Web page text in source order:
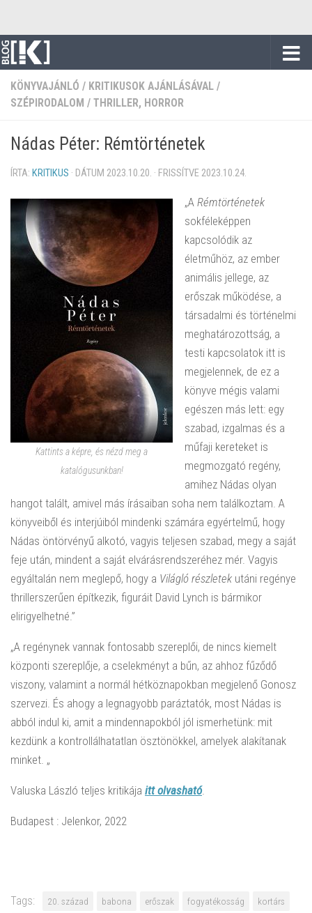
KÖNYVAJÁNLÓ / KRITIKUSOK AJÁNLÁSÁVAL /
SZÉPIRODALOM / THRILLER, HORROR
Nádas Péter: Rémtörténetek
ÍRTA: KRITIKUS · DÁTUM 2023.10.20. · FRISSÍTVE 2023.10.24.
Kattints a képre, és nézd meg a
katalógusunkban!
„A Rémtörténetek
sokféleképpen
kapcsolódik az
életműhöz, az ember
animális jellege, az
erőszak működése, a
társadalmi és történelmi
meghatározottság, a
testi kapcsolatok itt is
megjelennek, de ez a
könyve mégis valami
egészen más lett: egy
szabad, izgalmas és a
műfaji kereteket is
megmozgató regény,
amihez Nádas olyan
hangot talált, amivel más írásaiban soha nem találkoztam. A
könyveiből és interjúiból mindenki számára egyértelmű, hogy
Nádas öntörvényű alkotó, vagyis teljesen szabad, megy a saját
feje után, mindent a saját elvárásrendszeréhez mér. Vagyis
egyáltalán nem meglepő, hogy a Világló részletek utáni regénye
thrillerszerűen építkezik, figuráit David Lynch is bármikor
elirigyelhetné.”
„A regénynek vannak fontosabb szereplői, de nincs kiemelt
központi szereplője, a cselekményt a bűn, az ahhoz fűződő
viszony, valamint a normál hétköznapokban megjelenő Gonosz
szervezi. És ahogy a legnagyobb paráztatók, most Nádas is
abból indul ki, amit a mindennapokból jól ismerhetünk: mit
kezdünk a kontrollálhatatlan ösztönökkel, amelyek alakítanak
minket. „
Valuska László teljes kritikája itt olvasható.
Budapest : Jelenkor, 2022
Tags: 20. század babona erőszak fogyatékosság
kortárs